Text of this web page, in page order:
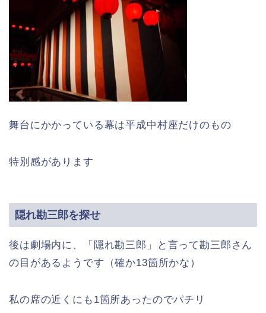
舞台にかかっている幕は平成中村座だけのもの
特別感があります
隠れ勘三郎を探せ
後は劇場内に、「隠れ勘三郎」と言って勘三郎さん
の目があるようです（確か13箇所かな）
私の席の近くにも1箇所あったのでパチリ